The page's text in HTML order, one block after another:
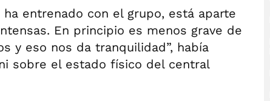
ha entrenado con el grupo, está aparte
En principio es menos grave de
y eso nos da tranquilidad”, había
sobre el estado físico del central